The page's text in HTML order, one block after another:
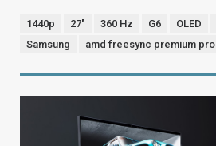
1440p 27" 360 Hz G6 OLED
Samsung
amd freesync premium pro